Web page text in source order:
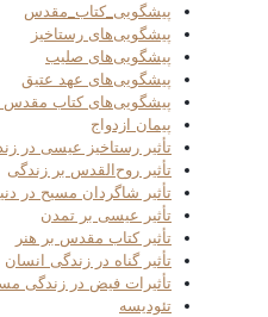
پیشگویی_کتاب_مقدس
پیشگویی‌های رستاخیز
پیشگویی‌های صلیب
پیشگویی‌های عهد عتیق
پیشگویی‌های کتاب مقدس
پیمان ازدواج
تأثیر رستاخیز عیسی در
تأثیر روح‌القدس بر زندگی
تأثیر شاگردان مسیح در
تأثیر عیسی بر تمدن
تأثیر کتاب مقدس بر هنر
تأثیر گناه در زندگی انسان
تأثیرات فیض در زندگی
تئودیسه